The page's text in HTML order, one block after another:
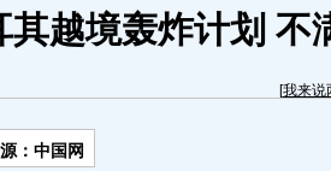
其越境轰炸计划 不
[我来说
：中国网